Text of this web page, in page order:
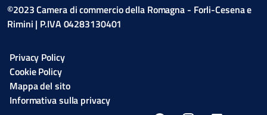
©2023 Camera di commercio della Romagna - Forli-Cesena e
Rimini | P.IVA 04283130401
Privacy Policy
Cookie Policy
Mappa del sito
Informativa sulla privacy